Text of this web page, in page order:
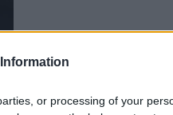
or processing of your